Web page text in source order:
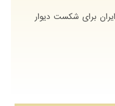
برای شکست دیوار